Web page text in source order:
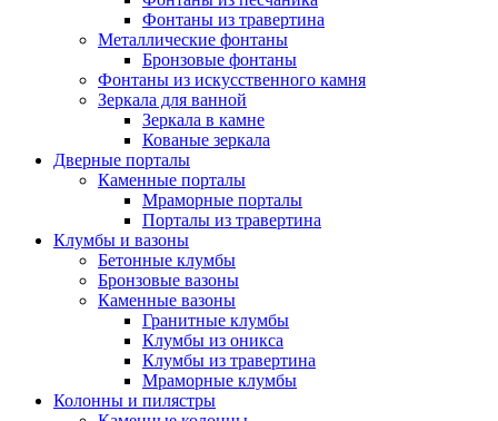
Фонтаны из травертина
Металлические фонтаны
Бронзовые фонтаны
Фонтаны из искусственного камня
Зеркала для ванной
Зеркала в камне
Кованые зеркала
Дверные порталы
Каменные порталы
Мраморные порталы
Порталы из травертина
Клумбы и вазоны
Бетонные клумбы
Бронзовые вазоны
Каменные вазоны
Гранитные клумбы
Клумбы из оникса
Клумбы из травертина
Мраморные клумбы
Колонны и пилястры